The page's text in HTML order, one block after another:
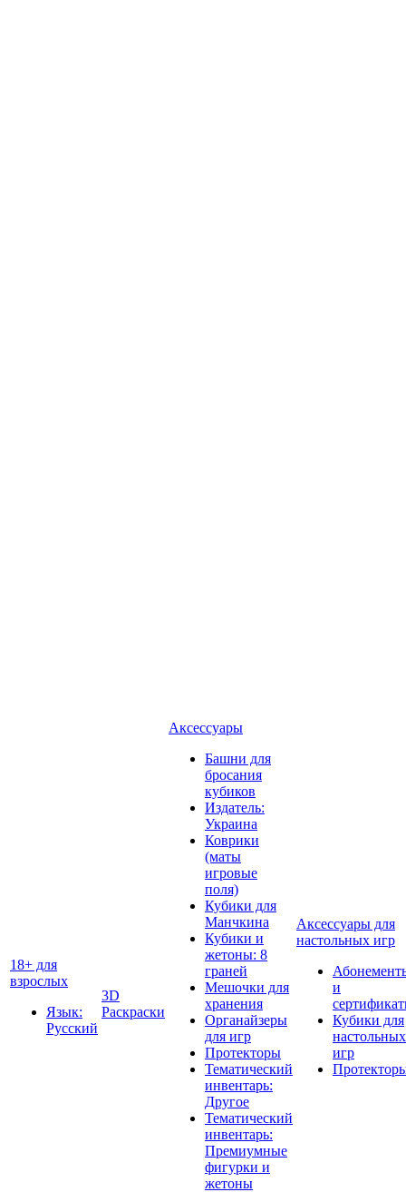
18+ для
взрослых
Язык:
Русский
3D
Раскраски
Аксессуары
Башни для
бросания
кубиков
Издатель:
Украина
Коврики
(маты
игровые
поля)
Кубики для
Манчкина
Кубики и
жетоны: 8
граней
Мешочки для
хранения
Органайзеры
для игр
Протекторы
Тематический
инвентарь:
Другое
Тематический
инвентарь:
Премиумные
фигурки и
жетоны
Аксессуары для
настольных игр
и
Кубики для
настольных
игр